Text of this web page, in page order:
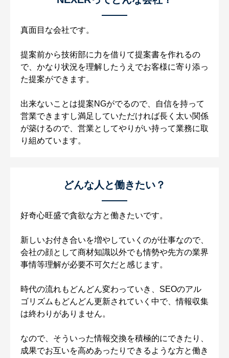
真面目な会社です。
提案前から技術部に力を借りて提案書を作れるの
で、かなり状況を理解したうえでお客様に寄り添っ
た提案ができます。
出来ないことは提案NGがでるので、自信を持って
営業できますし満足していただければ長く太い関係
が築けるので、営業としてやりがい持って業務に取
り組めています。
どんな人と働きたい？
好奇心旺盛で貪欲な方と働きたいです。
新しいお付き合いを増やしていくのが仕事なので、
会社の顔として商材知識以外でも情勢や先方の業界
事情等理解が必要不可欠だと感じます。
時代の流れもどんどん変わっていき、SEOのアル
ゴリズムもどんどん更新されていく中で、情報収集
は終わりがありません。
なので、そういった情報交換を積極的にできたり、
成果でお互いを高めあったりできるような方と働き